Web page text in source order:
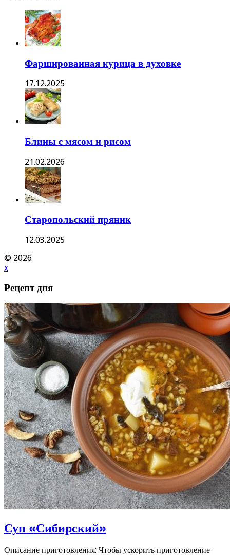
Фаршированная курица в духовке
17.12.2025
Блины с мясом и рисом
21.02.2026
Старопольский пряник
12.03.2025
© 2026
x
Рецепт дня
Суп «Сибирский»
Описание приготовления: Чтобы ускорить приготовление